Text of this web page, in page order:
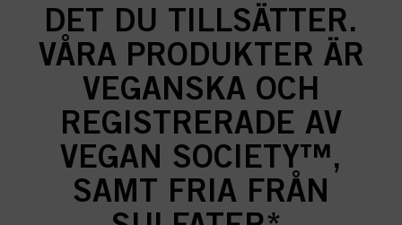
DET DU TILLSÄTTER.
VÅRA PRODUKTER ÄR
VEGANSKA OCH
REGISTRERADE AV
VEGAN SOCIETY™,
SAMT FRIA FRÅN